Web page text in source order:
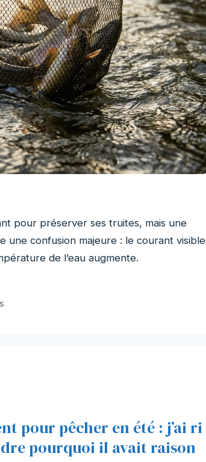
pour préserver ses truites, mais une
une confusion majeure : le courant visible
de l’eau augmente.
pour pêcher en été : j’ai ri
pourquoi il avait raison